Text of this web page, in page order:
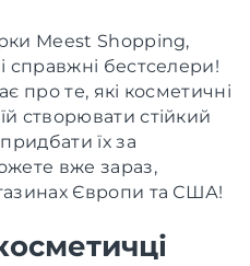
Meest Shopping,
справжні бестселери!
про те, які косметичні
створювати стійкий
їх за
вже зараз,
Європи та США!